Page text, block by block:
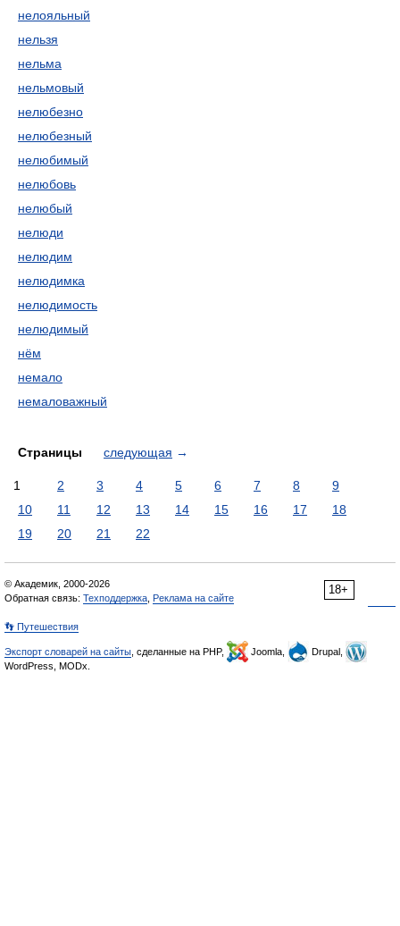
нелояльный
нельзя
нельма
нельмовый
нелюбезно
нелюбезный
нелюбимый
нелюбовь
нелюбый
нелюди
нелюдим
нелюдимка
нелюдимость
нелюдимый
нём
немало
немаловажный
Страницы следующая →
1 2 3 4 5 6 7 8
9
10
11 12 13 14 15 16 17
18
19
20 21 22
18+
© Академик, 2000-2026
Обратная связь: Техподдержка Реклама на сайте
👣 Путешествия
Экспорт словарей на сайты , сделанные на PHP, Joomla,
Drupal,
WordPress, MODx.